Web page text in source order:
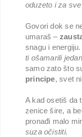
oduzeto i za
Govori dok se
umaraš –
snagu i
ti ošamarili
samo zato što
principe, svet
A kad osetiš da
zenice šire, a
pronađi malo
suza očistiti.